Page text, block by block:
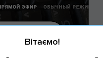
Вітаємо!